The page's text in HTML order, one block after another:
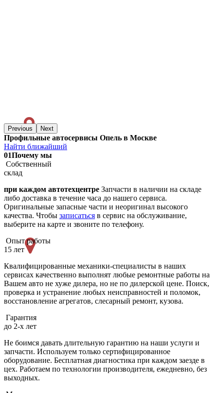
Previous Next
Профильные автосервисы Опель в Москве
Найти ближайший
01Почему мы
Собственный
склад
при каждом автотехцентре Запчасти в наличии на складе
либо доставка в течение часа до нашего сервиса.
Оригинальные запасные части и неоригинал высокого
качества. Чтобы записаться в сервис на обслуживание,
выберите на карте и звоните по телефону.
Опыт работы
15 лет
Квалифицированные механики-специалисты в наших
сервисах качественно выполнят любые ремонтные работы на
Вашем авто не хуже дилера, но не по дилерской цене. Поиск,
проверка и устранение любых неисправностей и поломок,
восстановление агрегатов, слесарный ремонт, кузова.
Гарантия
до 2-х лет
Не боимся давать длительную гарантию на наши услуги и
запчасти. Используем только сертифицированное
оборудование. Бесплатная диагностика при каждом заезде в
цех. Работаем по технологии производителя, ежедневно, без
выходных.